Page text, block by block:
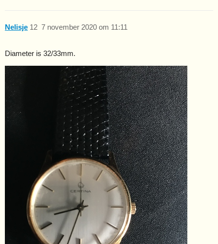
Nelisje 7 november 2020 om 11:11
12
Diameter is 32/33mm.